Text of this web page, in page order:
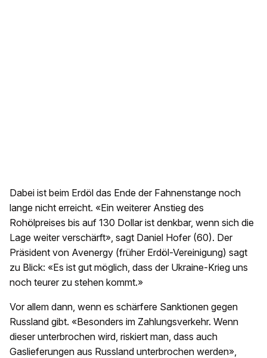
Dabei ist beim Erdöl das Ende der Fahnenstange noch
lange nicht erreicht. «Ein weiterer Anstieg des
Rohölpreises bis auf 130 Dollar ist denkbar, wenn sich die
Lage weiter verschärft», sagt Daniel Hofer (60). Der
Präsident von Avenergy (früher Erdöl-Vereinigung) sagt
zu Blick: «Es ist gut möglich, dass der Ukraine-Krieg uns
noch teurer zu stehen kommt.»
Vor allem dann, wenn es schärfere Sanktionen gegen
Russland gibt. «Besonders im Zahlungsverkehr. Wenn
dieser unterbrochen wird, riskiert man, dass auch
Gaslieferungen aus Russland unterbrochen werden»,